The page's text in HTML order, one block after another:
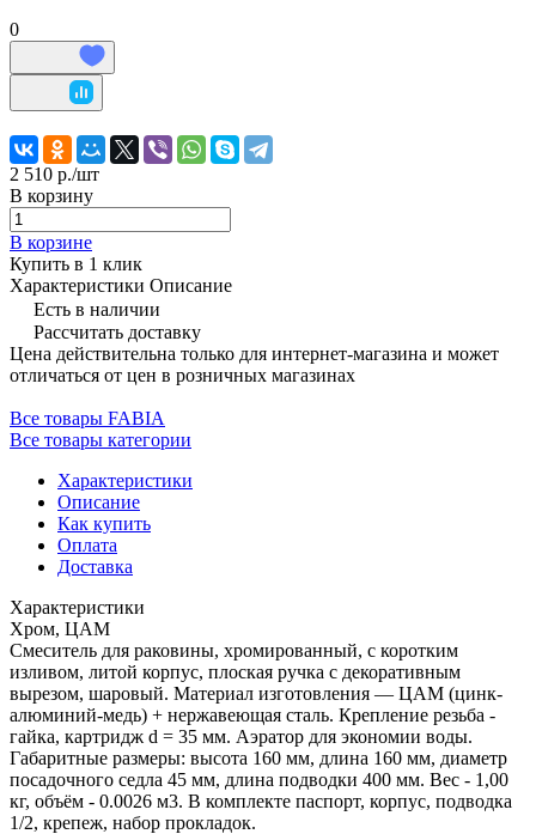
0
2 510 р./шт
В корзину
В корзине
Купить в 1 клик
Характеристики Описание
Есть в наличии
Рассчитать доставку
Цена действительна только для интернет-магазина и может
отличаться от цен в розничных магазинах
Все товары FABIA
Все товары категории
Характеристики
Описание
Как купить
Оплата
Доставка
Характеристики
Хром, ЦАМ
Смеситель для раковины, хромированный, с коротким
изливом, литой корпус, плоская ручка с декоративным
вырезом, шаровый. Материал изготовления — ЦАМ (цинк-
алюминий-медь) + нержавеющая сталь. Крепление резьба -
гайка, картридж d = 35 мм. Аэратор для экономии воды.
Габаритные размеры: высота 160 мм, длина 160 мм, диаметр
посадочного седла 45 мм, длина подводки 400 мм. Вес - 1,00
кг, объём - 0.0026 м3. В комплекте паспорт, корпус, подводка
1/2, крепеж, набор прокладок.